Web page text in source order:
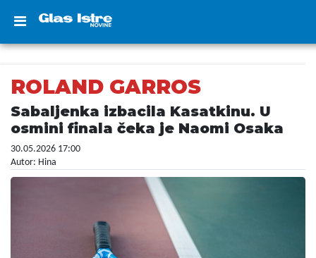
ROLAND GARROS
Sabaljenka izbacila Kasatkinu. U
osmini finala čeka je Naomi Osaka
30.05.2026 17:00
Autor: Hina